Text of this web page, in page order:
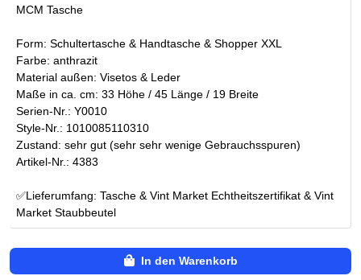
MCM Tasche
Form: Schultertasche & Handtasche & Shopper XXL
Farbe: anthrazit
Material außen: Visetos & Leder
Maße in ca. cm: 33 Höhe / 45 Länge / 19 Breite
Serien-Nr.: Y0010
Style-Nr.: 1010085110310
Zustand: sehr gut (sehr sehr wenige Gebrauchsspuren)
Artikel-Nr.: 4383
✅Lieferumfang: Tasche & Vint Market Echtheitszertifikat & Vint
Market Staubbeutel
In den Warenkorb